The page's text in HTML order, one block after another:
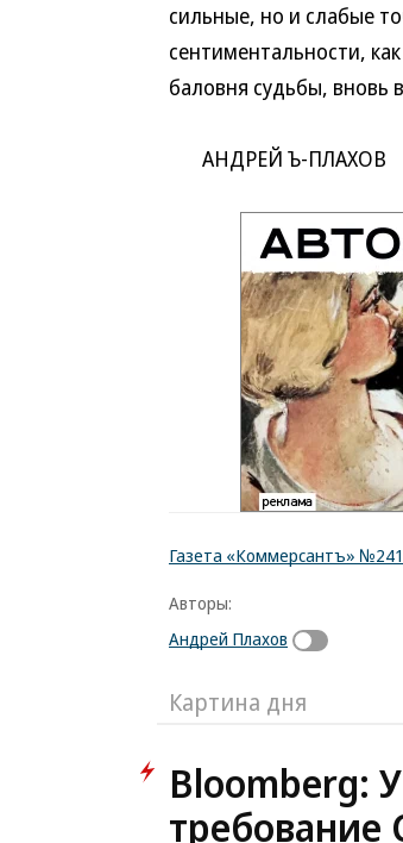
сильные, но и слабые
сентиментальности,
баловня судьбы, вновь
АНДРЕЙ Ъ-ПЛАХОВ
Газета «Коммерсантъ» №241
Авторы:
Андрей Плахов
Картина дня
Bloomberg:
требование